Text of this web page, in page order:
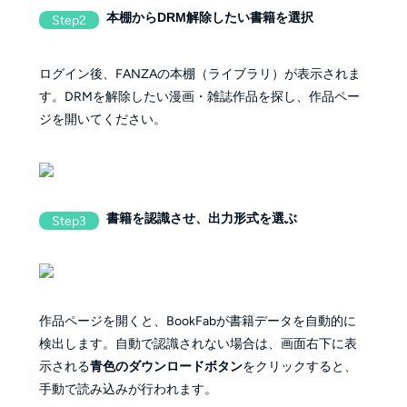
Step2 本棚からDRM解除したい書籍を選択
ログイン後、FANZAの本棚（ライブラリ）が表示されま
す。DRMを解除したい漫画・雑誌作品を探し、作品ペー
ジを開いてください。
Step3 書籍を認識させ、出力形式を選ぶ
作品ページを開くと、BookFabが書籍データを自動的に
検出します。自動で認識されない場合は、画面右下に表
示される青色のダウンロードボタンをクリックすると、
手動で読み込みが行われます。